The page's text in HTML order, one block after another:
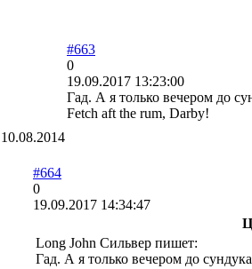
10.08.2014
#663
0
19.09.2017 13:23:00
Гад. А я только вечером до
Fetch aft the rum, Darby!
#664
0
19.09.2017 14:34:47
Long John Сильвер пишет:
Гад. А я только вечером до